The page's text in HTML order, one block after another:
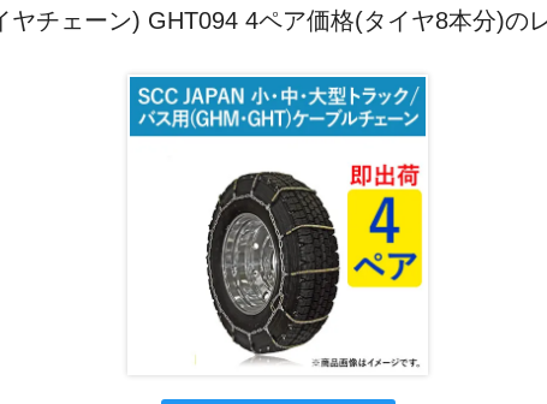
ヤチェーン) GHT094 4ペア価格(タイヤ8本分)の